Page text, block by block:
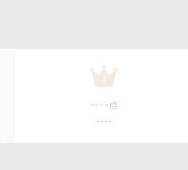
3
---- 点
----